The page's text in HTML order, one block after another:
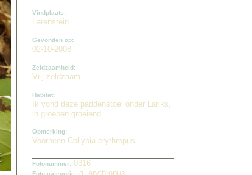
Vindplaats:
Larenstein
Gevonden op:
02-10-2008
Zeldzaamheid:
Vrij zeldzaam
Habitat:
Ik vond deze paddenstoel onder Lariks,
in groepen groeiend.
Opmerking:
Voorheen Collybia erythropus
Fotonummer: 0316
g. erythropus